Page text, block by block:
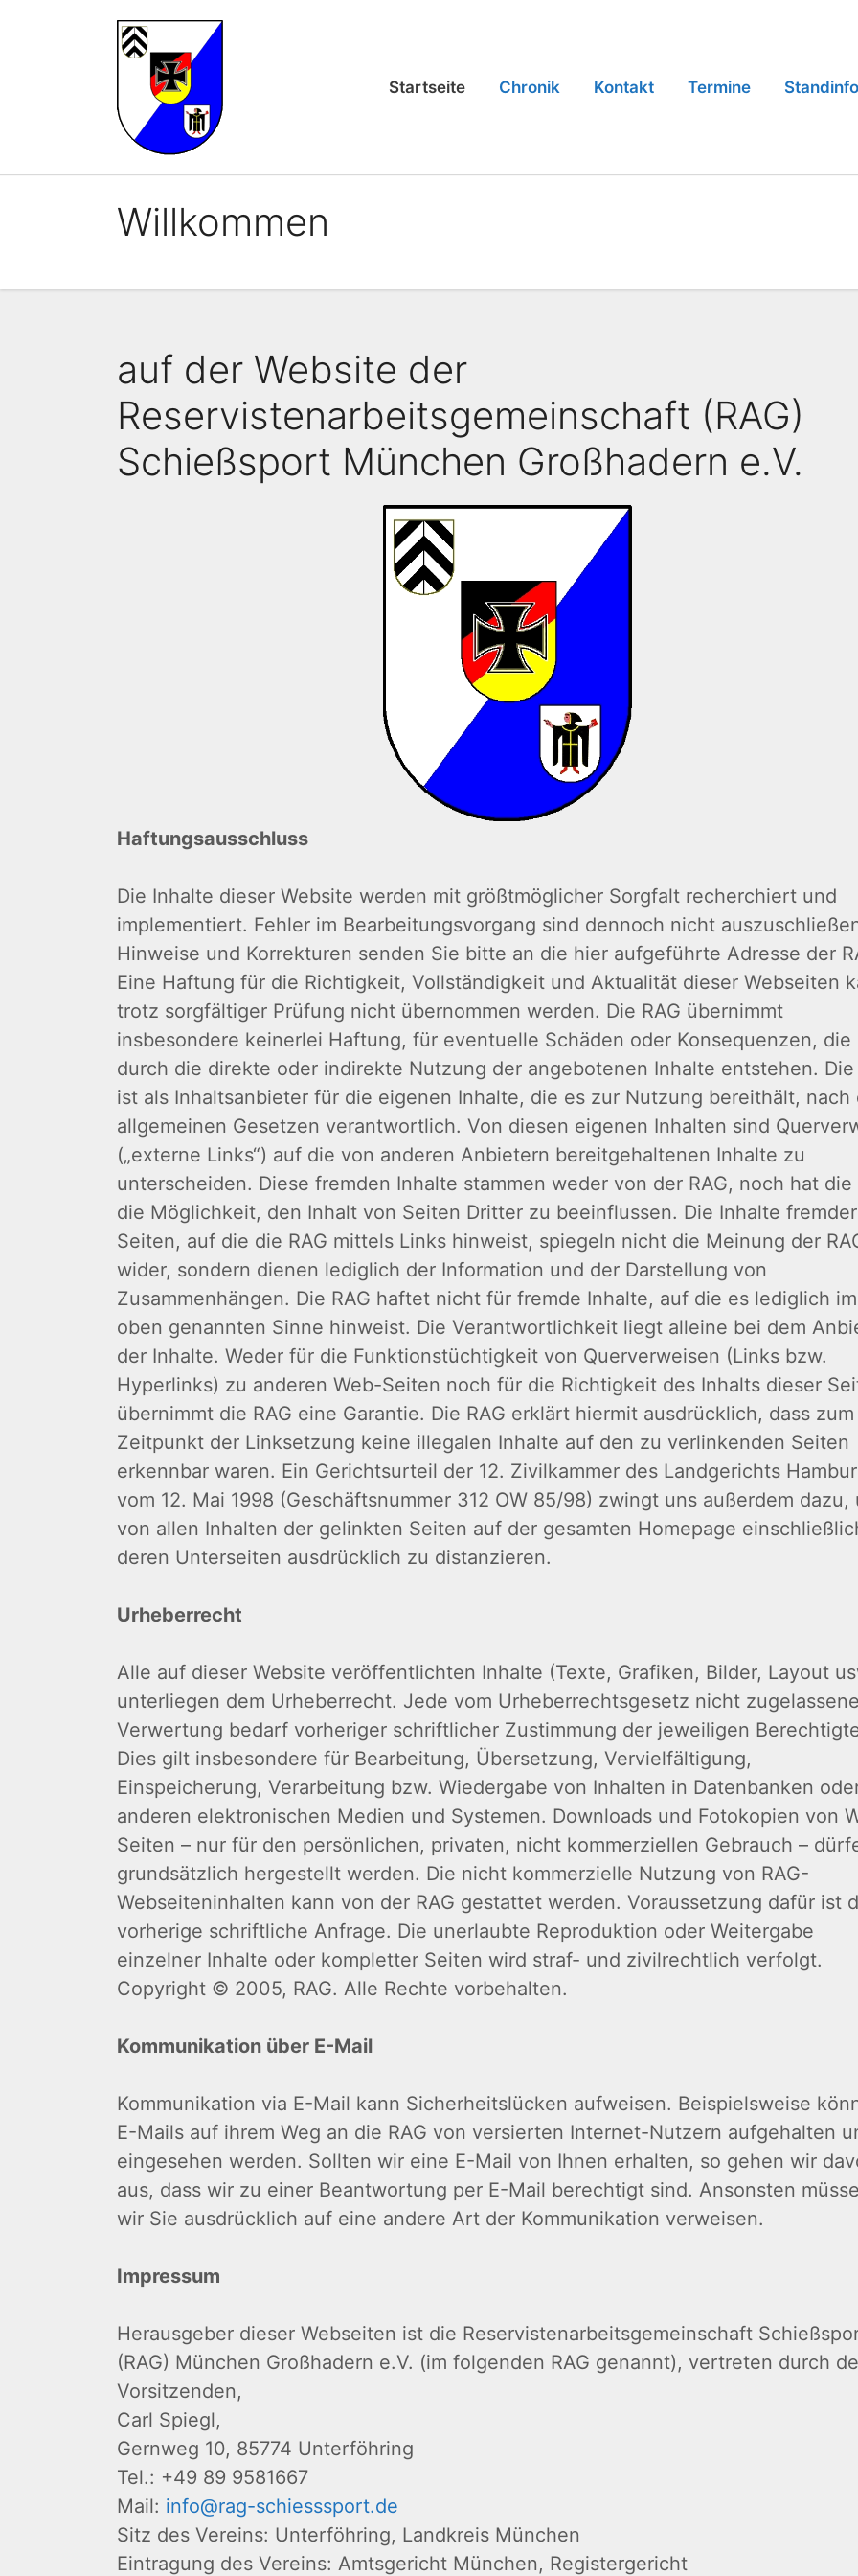
Startseite
Chronik Kontakt Termine Standinfo
Willkommen
auf der Website der
Reservistenarbeitsgemeinschaft (RAG)
Schießsport München Großhadern e.V.
Haftungsausschluss
Die Inhalte dieser Website werden mit größtmöglicher Sorgfalt recherchiert und
implementiert. Fehler im Bearbeitungsvorgang sind dennoch nicht
Hinweise und Korrekturen senden Sie bitte an die hier aufgeführte Adresse der
Eine Haftung für die Richtigkeit, Vollständigkeit und Aktualität dieser Webseiten
trotz sorgfältiger Prüfung nicht übernommen werden. Die RAG übernimmt
insbesondere keinerlei Haftung, für eventuelle Schäden oder Konsequenzen, die
durch die direkte oder indirekte Nutzung der angebotenen Inhalte entstehen. Die
ist als Inhaltsanbieter für die eigenen Inhalte, die es zur Nutzung bereithält, nach
allgemeinen Gesetzen verantwortlich. Von diesen eigenen Inhalten sind
(„externe Links“) auf die von anderen Anbietern bereitgehaltenen Inhalte zu
unterscheiden. Diese fremden Inhalte stammen weder von der RAG, noch hat die
die Möglichkeit, den Inhalt von Seiten Dritter zu beeinflussen. Die Inhalte fremder
Seiten, auf die die RAG mittels Links hinweist, spiegeln nicht die Meinung der
wider, sondern dienen lediglich der Information und der Darstellung von
Zusammenhängen. Die RAG haftet nicht für fremde Inhalte, auf die es lediglich im
oben genannten Sinne hinweist. Die Verantwortlichkeit liegt alleine bei dem
der Inhalte. Weder für die Funktionstüchtigkeit von Querverweisen (Links bzw.
Hyperlinks) zu anderen Web-Seiten noch für die Richtigkeit des Inhalts dieser
übernimmt die RAG eine Garantie. Die RAG erklärt hiermit ausdrücklich, dass zum
Zeitpunkt der Linksetzung keine illegalen Inhalte auf den zu verlinkenden Seiten
erkennbar waren. Ein Gerichtsurteil der 12. Zivilkammer des Landgerichts
vom 12. Mai 1998 (Geschäftsnummer 312 OW 85/98) zwingt uns außerdem dazu,
von allen Inhalten der gelinkten Seiten auf der gesamten Homepage
deren Unterseiten ausdrücklich zu distanzieren.
Urheberrecht
Alle auf dieser Website veröffentlichten Inhalte (Texte, Grafiken, Bilder, Layout
unterliegen dem Urheberrecht. Jede vom Urheberrechtsgesetz nicht zugelassene
Verwertung bedarf vorheriger schriftlicher Zustimmung der jeweiligen
Dies gilt insbesondere für Bearbeitung, Übersetzung, Vervielfältigung,
Einspeicherung, Verarbeitung bzw. Wiedergabe von Inhalten in Datenbanken
anderen elektronischen Medien und Systemen. Downloads und Fotokopien von
Seiten – nur für den persönlichen, privaten, nicht kommerziellen Gebrauch –
grundsätzlich hergestellt werden. Die nicht kommerzielle Nutzung von RAG-
Webseiteninhalten kann von der RAG gestattet werden. Voraussetzung dafür ist
vorherige schriftliche Anfrage. Die unerlaubte Reproduktion oder Weitergabe
einzelner Inhalte oder kompletter Seiten wird straf- und zivilrechtlich verfolgt.
Copyright © 2005, RAG. Alle Rechte vorbehalten.
Kommunikation über E-Mail
Kommunikation via E-Mail kann Sicherheitslücken aufweisen. Beispielsweise
E-Mails auf ihrem Weg an die RAG von versierten Internet-Nutzern aufgehalten
eingesehen werden. Sollten wir eine E-Mail von Ihnen erhalten, so gehen wir
aus, dass wir zu einer Beantwortung per E-Mail berechtigt sind. Ansonsten
wir Sie ausdrücklich auf eine andere Art der Kommunikation verweisen.
Impressum
Herausgeber dieser Webseiten ist die Reservistenarbeitsgemeinschaft
(RAG) München Großhadern e.V. (im folgenden RAG genannt), vertreten durch
Vorsitzenden,
Carl Spiegl,
Gernweg 10, 85774 Unterföhring
Tel.: +49 89 9581667
Mail: info@rag-schiesssport.de
Sitz des Vereins: Unterföhring, Landkreis München
Eintragung des Vereins: Amtsgericht München, Registergericht